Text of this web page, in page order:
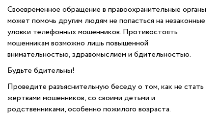
Своевременное обращение в правоохранительные органы
может помочь другим людям не попасться на незаконные
уловки телефонных мошенников. Противостоять
мошенникам возможно лишь повышенной
внимательностью, здравомыслием и бдительностью.
Будьте бдительны!
Проведите разъяснительную беседу о том, как не стать
жертвами мошенников, со своими детьми и
родственниками, особенно пожилого возраста.